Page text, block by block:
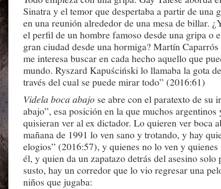
Sinatra y el temor que despertaba a partir de una
en una reunión alrededor de una mesa de billar.
el perfil de un hombre famoso desde una gripa o
gran ciudad desde una hormiga? Martín
me interesa buscar en cada hecho aquello que
mundo. Ryszard Kapuściński lo llamaba la gota
través del cual se puede mirar todo” (2016:61)
Videla boca abajo se abre con el paratexto de su
abajo”, esa posición en la que muchos
quisieran ver al ex dictador. Lo quieren ver boca
mañana de 1991 lo ven sano y trotando, y hay
elogios” (2016:57), y quienes no lo ven y quienes
él, y quien da un zapatazo detrás del asesino solo
susto, hay un corredor que lo vio regresar una
niños que jugaba: